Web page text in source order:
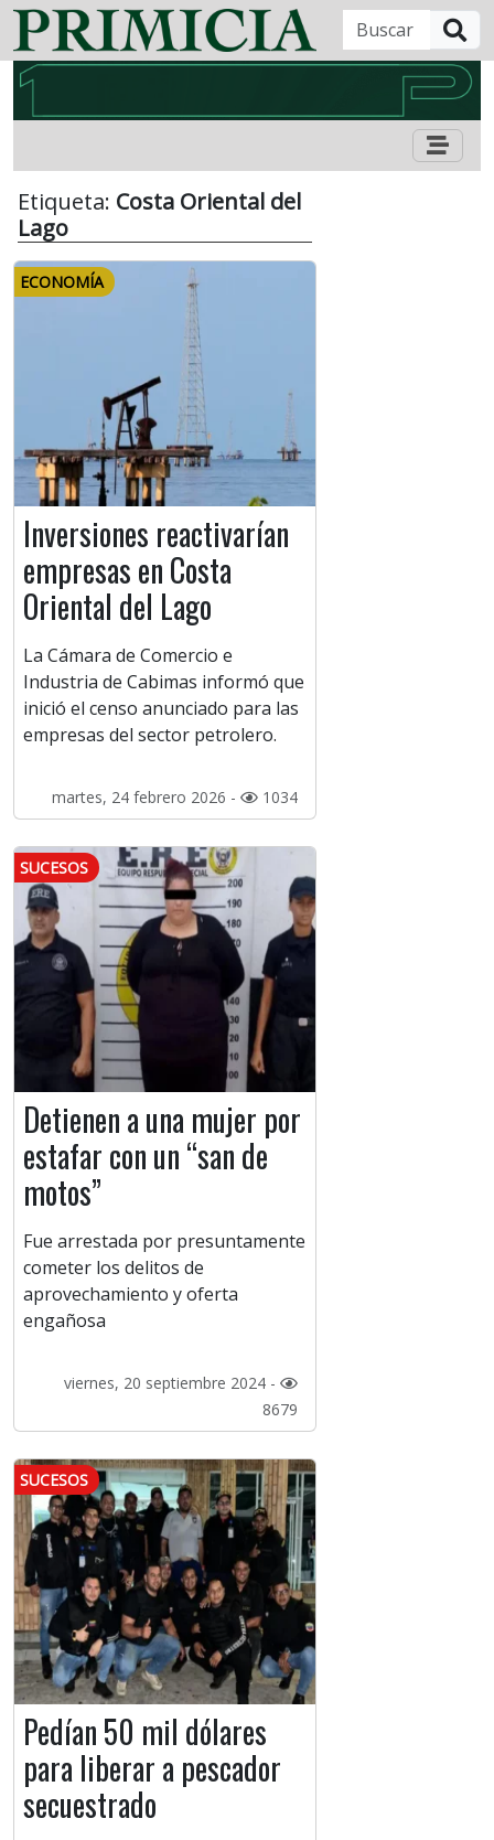
Etiqueta: Costa Oriental del
Lago
ECONOMÍA
Inversiones reactivarían
empresas en Costa
Oriental del Lago
La Cámara de Comercio e
Industria de Cabimas informó que
inició el censo anunciado para las
empresas del sector petrolero.
martes, 24 febrero 2026 - 1034
SUCESOS
Detienen a una mujer por
estafar con un “san de
motos”
Fue arrestada por presuntamente
cometer los delitos de
aprovechamiento y oferta
engañosa
viernes, 20 septiembre 2024 -
8679
SUCESOS
Pedían 50 mil dólares
para liberar a pescador
secuestrado